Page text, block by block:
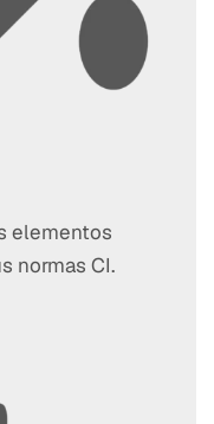
elementos
normas CI.